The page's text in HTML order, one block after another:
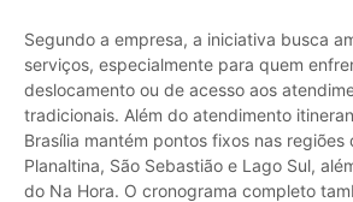
Segundo a empresa, a iniciativa busca
serviços, especialmente para quem
deslocamento ou de acesso aos
tradicionais. Além do atendimento
Brasília mantém pontos fixos nas regiões
Planaltina, São Sebastião e Lago Sul,
do Na Hora. O cronograma completo